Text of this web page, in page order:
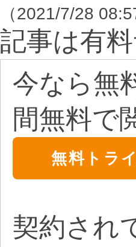
（2021/7/28
記事は有
今なら無
間無料で
無料トラ
契約され